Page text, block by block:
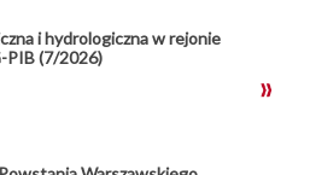
i hydrologiczna w rejonie
PIB (7/2026)